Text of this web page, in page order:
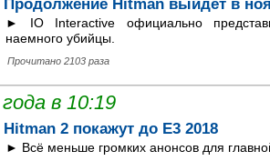
Продолжение Hitman выйдет в
► IO Interactive официально
наемного убийцы.
Прочитано 2103 раза
в 10:19
Hitman 2 покажут до E3 2018
► Всё меньше громких анонсов для